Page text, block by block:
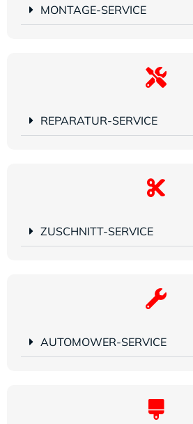
MONTAGE-SERVICE
REPARATUR-SERVICE
ZUSCHNITT-SERVICE
AUTOMOWER-SERVICE